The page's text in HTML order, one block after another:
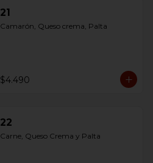
21
Camarón, Queso crema, Palta
$4.490
22
Carne, Queso Crema y Palta